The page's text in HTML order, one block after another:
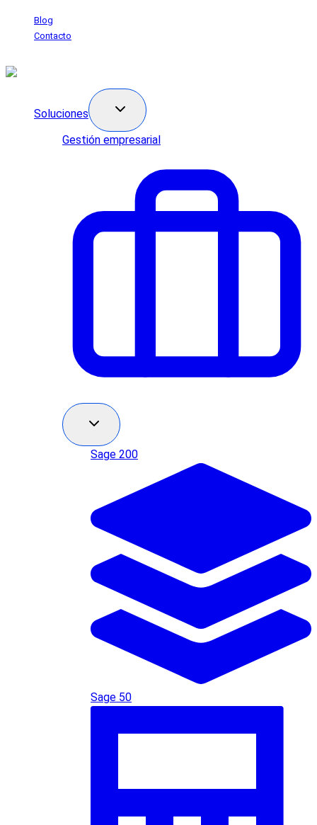
SaltarBlog
Contacto
Soluciones
Gestión empresarial
Sage 200
Sage 50